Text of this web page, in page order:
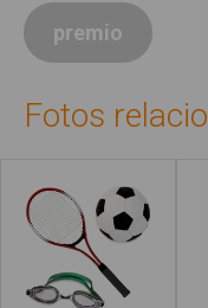
premio
Fotos